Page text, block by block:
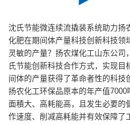
沈氏节能微连续流撬装系统助力扬
化肥在期间体产量科技创新科技领
灵敏的产量？扬农煤化工山东公
氏节能创新科技合作方式，实现目
间体的产量获得了革命者性的科技
扬农化工环保品原本的年产值
面積大、高耗能高，且发生必要的
作速度、削减高耗能并有效保障了